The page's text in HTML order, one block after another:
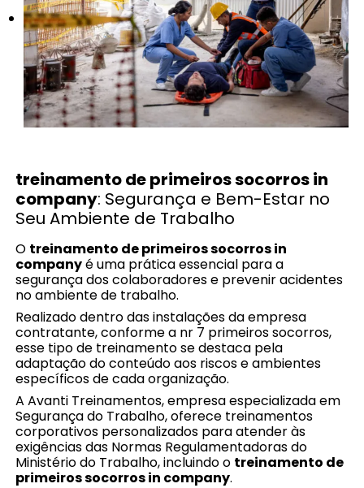
treinamento de primeiros socorros in
company: Segurança e Bem-Estar no
Seu Ambiente de Trabalho
O treinamento de primeiros socorros in
companyé uma prática essencial para a
segurança dos colaboradores e prevenir acidentes
no ambiente de trabalho.
Realizado dentro das instalações da empresa
contratante, conforme a nr 7 primeiros socorros,
esse tipo de treinamento se destaca pela
adaptação do conteúdo aos riscos e ambientes
específicos de cada organização.
A Avanti Treinamentos, empresa especializada em
Segurança do Trabalho, oferece treinamentos
corporativos personalizados para atender às
exigências das Normas Regulamentadoras do
Ministério do Trabalho, incluindo o treinamento de
primeiros socorros in company.